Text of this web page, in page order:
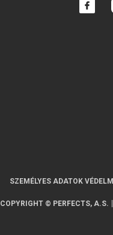
SZEMÉLYES ADATOK
COPYRIGHT © PERFECTS, A.S.